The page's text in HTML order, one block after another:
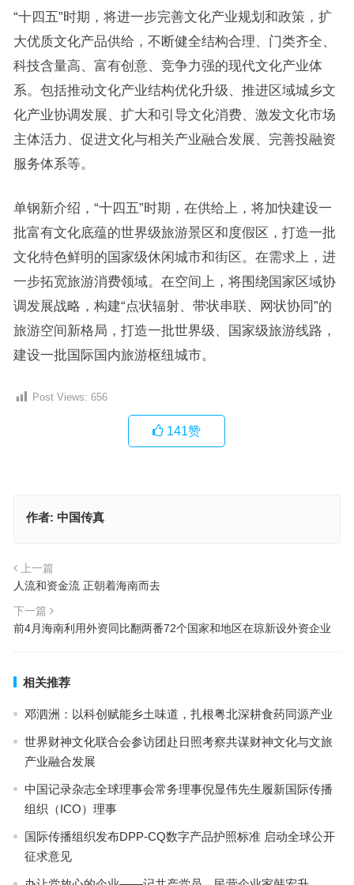
“十四五”时期，将进一步完善文化产业规划和政策，扩
大优质文化产品供给，不断健全结构合理、门类齐全、
科技含量高、富有创意、竞争力强的现代文化产业体
系。包括推动文化产业结构优化升级、推进区域城乡文
化产业协调发展、扩大和引导文化消费、激发文化市场
主体活力、促进文化与相关产业融合发展、完善投融资
服务体系等。
单钢新介绍，“十四五”时期，在供给上，将加快建设一
批富有文化底蕴的世界级旅游景区和度假区，打造一批
文化特色鲜明的国家级休闲城市和街区。在需求上，进
一步拓宽旅游消费领域。在空间上，将围绕国家区域协
调发展战略，构建“点状辐射、带状串联、网状协同”的
旅游空间新格局，打造一批世界级、国家级旅游线路，
建设一批国际国内旅游枢纽城市。
Post Views: 656
141赞
作者: 中国传真
上一篇
人流和资金流 正朝着海南而去
下一篇
前4月海南利用外资同比翻两番72个国家和地区在琼新设外资企业
相关推荐
邓泗洲：以科创赋能乡土味道，扎根粤北深耕食药同源产业
世界财神文化联合会参访团赴日照考察共谋财神文化与文旅
产业融合发展
中国记录杂志全球理事会常务理事倪显伟先生履新国际传播
组织（ICO）理事
国际传播组织发布DPP-CQ数字产品护照标准 启动全球公开
征求意见